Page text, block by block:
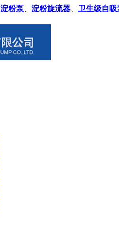
淀粉泵 淀粉旋流器
卫生级自吸